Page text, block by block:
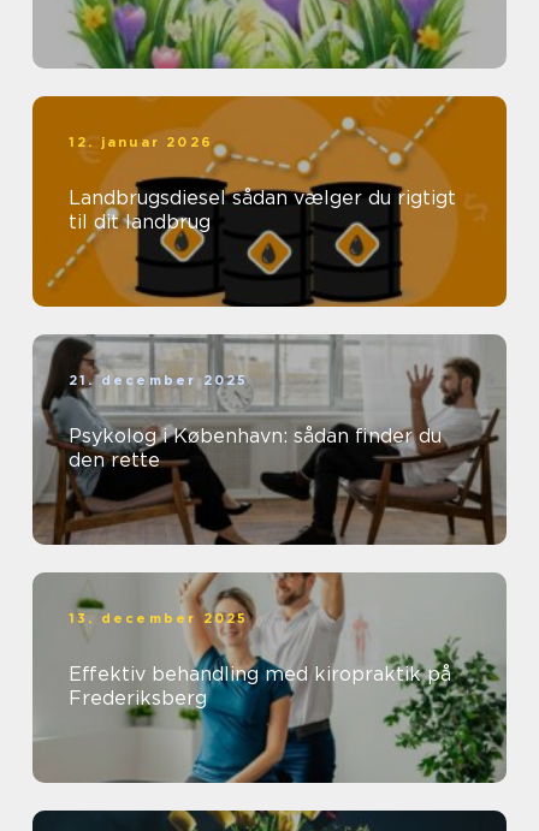
12. januar 2026
Landbrugsdiesel sådan vælger du rigtigt
til dit landbrug
21. december 2025
Psykolog i København: sådan finder du
den rette
13. december 2025
Effektiv behandling med kiropraktik på
Frederiksberg